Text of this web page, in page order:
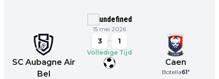
undefined
15 mei 2026
SC Aubagne Air
Bel
3 1
Volledige Tijd
Caen
Botella61'